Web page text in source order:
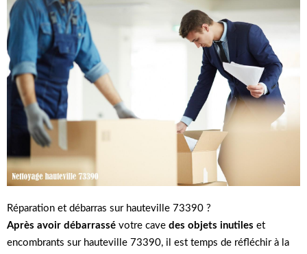
Réparation et débarras sur hauteville 73390 ?
Après avoir débarrassé votre cave des objets inutiles et
encombrants sur hauteville 73390, il est temps de réfléchir à la